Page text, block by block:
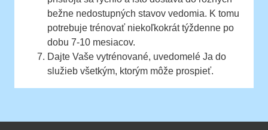
bežne nedostupných stavov vedomia. K tomu
potrebuje trénovať niekoľkokrát týždenne po
dobu 7-10 mesiacov.
Dajte Vaše vytrénované, uvedomelé Ja do
služieb všetkým, ktorým môže prospieť.